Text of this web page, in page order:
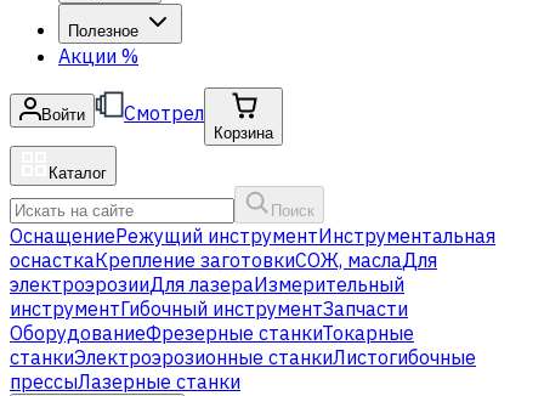
Полезное
Акции %
Войти Смотрел
Корзина
Каталог
Поиск
ОснащениеРежущий инструментИнструментальная
оснасткаКрепление заготовкиСОЖ, маслаДля
электроэрозииДля лазераИзмерительный
инструментГибочный инструментЗапчасти
ОборудованиеФрезерные станкиТокарные
станкиЭлектроэрозионные станкиЛистогибочные
прессыЛазерные станки